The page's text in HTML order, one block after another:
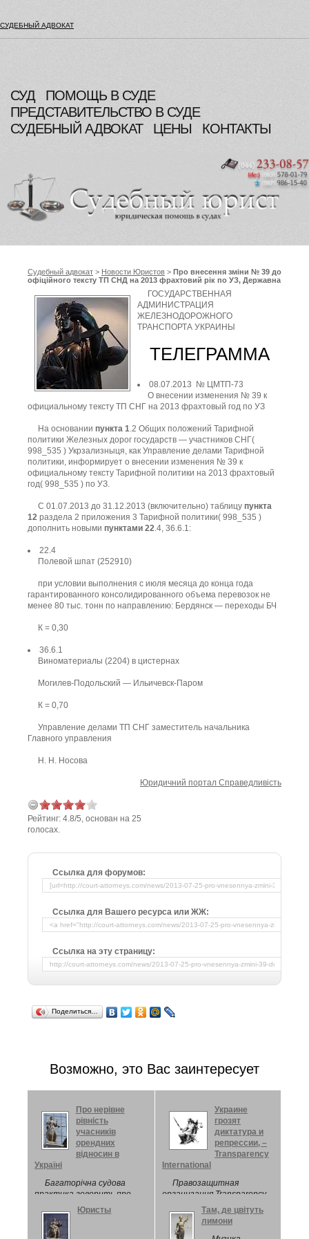
СУДЕБНЫЙ АДВОКАТ
СУД
ПОМОЩЬ В СУДЕ
ПРЕДСТАВИТЕЛЬСТВО В СУДЕ
СУДЕБНЫЙ АДВОКАТ
ЦЕНЫ КОНТАКТЫ
Судебный адвокат > Новости Юристов > Про внесення зміни № 39 до
офіційного тексту ТП СНД на 2013 фрахтовий рік по УЗ, Державна
ГОСУДАРСТВЕННАЯ
АДМИНИСТРАЦИЯ
ЖЕЛЕЗНОДОРОЖНОГО
ТРАНСПОРТА УКРАИНЫ
ТЕЛЕГРАММА
08.07.2013 № ЦМТП-73
О внесении изменения № 39 к
официальному тексту ТП СНГ на 2013 фрахтовый год по УЗ
На основании пункта 1.2 Общих положений Тарифной
политики Железных дорог государств — участников СНГ(
998_535 ) Укрзализныця, как Управление делами Тарифной
политики, информирует о внесении изменения № 39 к
официальному тексту Тарифной политики на 2013 фрахтовый
год( 998_535 ) по УЗ.
С 01.07.2013 до 31.12.2013 (включительно) таблицу пункта
12 раздела 2 приложения 3 Тарифной политики( 998_535 )
дополнить новыми пунктами 22.4, 36.6.1:
22.4
Полевой шпат (252910)
при условии выполнения с июля месяца до конца года
гарантированного консолидированного объема перевозок не
менее 80 тыс. тонн по направлению: Бердянск — переходы БЧ
К = 0,30
36.6.1
Виноматериалы (2204) в цистернах
Могилев-Подольский — Ильичевск-Паром
К = 0,70
Управление делами ТП СНГ заместитель начальника
Главного управления
Н. Н. Носова
Юридичний портал Справедливість
Рейтинг: 4.8/5, основан на 25
голосах.
Ссылка для форумов:
Ссылка для Вашего ресурса или ЖЖ:
Ссылка на эту страницу:
Поделиться…
Возможно, это Вас заинтересует
Про нерівне
рівність
учасників
орендних
відносин в
Україні
Багаторічна судова
практика говорить про
кричущу несправедливість
сотень судових рішень, які
стосуються питань оренди
Юристы
Украине
грозят
диктатура и
репрессии, –
Transparency
International
Правозащитная
организация Transparency
International
раскритиковала
внесенные Верховным
Там, де цвітуть
лимони